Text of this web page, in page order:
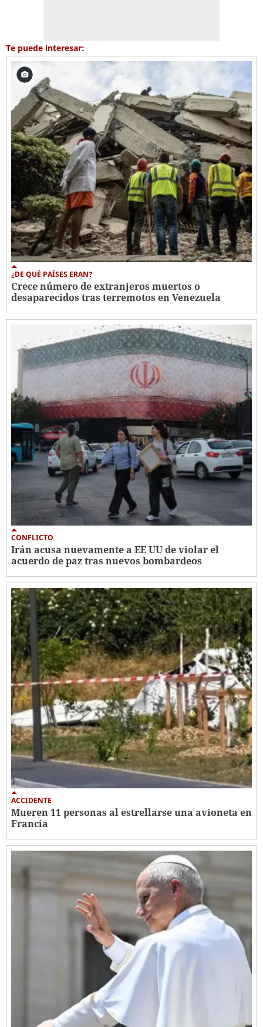
Te puede interesar:
¿DE QUÉ PAÍSES ERAN?
Crece número de extranjeros muertos o
desaparecidos tras terremotos en Venezuela
CONFLICTO
Irán acusa nuevamente a EE UU de violar el
acuerdo de paz tras nuevos bombardeos
ACCIDENTE
Mueren 11 personas al estrellarse una avioneta en
Francia